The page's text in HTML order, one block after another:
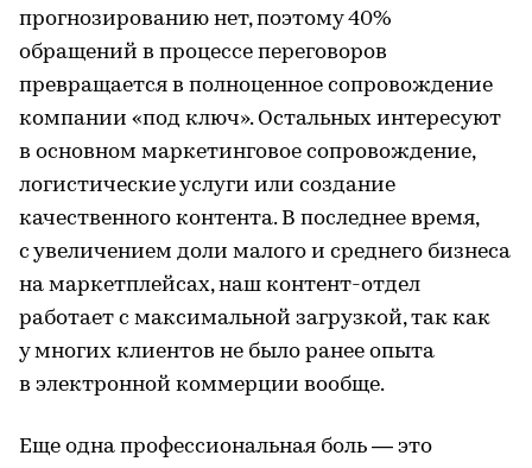
прогнозированию нет, поэтому 40%
обращений в процессе переговоров
превращается в полноценное сопровождение
компании «под ключ». Остальных интересуют
в основном маркетинговое сопровождение,
логистические услуги или создание
качественного контента. В последнее время,
с увеличением доли малого и среднего бизнеса
на маркетплейсах, наш контент-отдел
работает с максимальной загрузкой, так как
у многих клиентов не было ранее опыта
в электронной коммерции вообще.
Еще одна профессиональная боль — это